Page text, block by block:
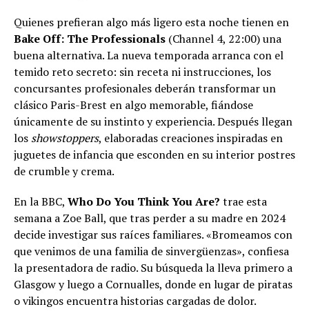
Quienes prefieran algo más ligero esta noche tienen en
Bake Off: The Professionals (Channel 4, 22:00) una
buena alternativa. La nueva temporada arranca con el
temido reto secreto: sin receta ni instrucciones, los
concursantes profesionales deberán transformar un
clásico Paris-Brest en algo memorable, fiándose
únicamente de su instinto y experiencia. Después llegan
los showstoppers, elaboradas creaciones inspiradas en
juguetes de infancia que esconden en su interior postres
de crumble y crema.
En la BBC, Who Do You Think You Are? trae esta
semana a Zoe Ball, que tras perder a su madre en 2024
decide investigar sus raíces familiares. «Bromeamos con
que venimos de una familia de sinvergüenzas», confiesa
la presentadora de radio. Su búsqueda la lleva primero a
Glasgow y luego a Cornualles, donde en lugar de piratas
o vikingos encuentra historias cargadas de dolor.